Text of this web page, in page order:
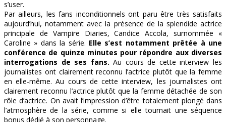
s’user.
Par ailleurs, les fans inconditionnels ont paru être très satisfaits
aujourd’hui, notamment avec la présence de la splendide actrice
principale de Vampire Diaries, Candice Accola, surnommée «
Caroline » dans la série. Elle s’est notamment prêtée à une
conférence de quinze minutes pour répondre aux diverses
interrogations de ses fans. Au cours de cette interview les
journalistes ont clairement reconnu l’actrice plutôt que la femme
en elle-même. Au cours de cette interview, les journalistes ont
clairement reconnu l’actrice plutôt que la femme détachée de son
rôle d’actrice. On avait l’impression d’être totalement plongé dans
l’atmosphère de la série, comme si elle tournait une séquence
bonus dédié à son personnage.